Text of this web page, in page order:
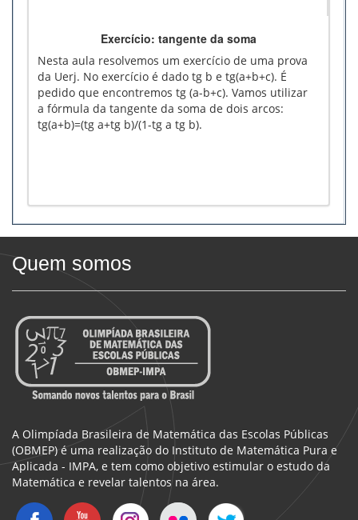
Exercício: tangente da soma
Nesta aula resolvemos um exercício de uma prova
da Uerj. No exercício é dado tg b e tg(a+b+c). É
pedido que encontremos tg (a-b+c). Vamos utilizar
a fórmula da tangente da soma de dois arcos:
tg(a+b)=(tg a+tg b)/(1-tg a tg b).
Quem somos
A Olimpíada Brasileira de Matemática das Escolas Públicas
(OBMEP) é uma realização do Instituto de Matemática Pura e
Aplicada - IMPA, e tem como objetivo estimular o estudo da
Matemática e revelar talentos na área.